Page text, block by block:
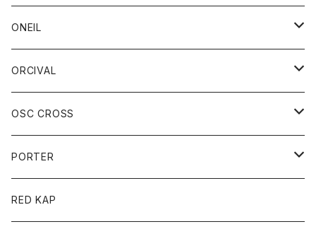
パンツ
シャツ
Tシャツ
シャツジャケット
ロングスリーブＴシャツ
ショートパンツ
ジーンズ
ショートパンツ
パンツ
レディース
ボトム
帽子
ONEIL
スカート
ORCIVAL
アウター
コート
ジャケット
アクセサリー
バッグ
キッズ
OSC CROSS
ダウンジャケット
PORTER
カードホルダー
RED KAP